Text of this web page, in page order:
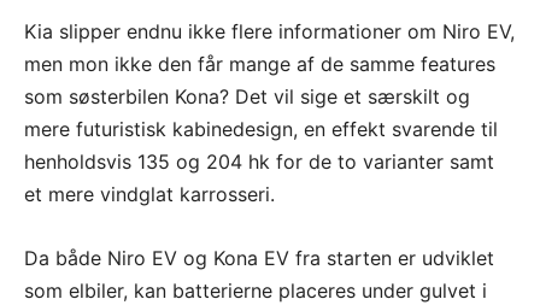
Kia slipper endnu ikke flere informationer om Niro EV,
men mon ikke den får mange af de samme features
som søsterbilen Kona? Det vil sige et særskilt og
mere futuristisk kabinedesign, en effekt svarende til
henholdsvis 135 og 204 hk for de to varianter samt
et mere vindglat karrosseri.
Da både Niro EV og Kona EV fra starten er udviklet
som elbiler, kan batterierne placeres under gulvet i